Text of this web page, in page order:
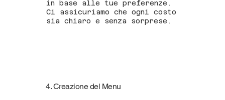
in base alle tue preferenze.
Ci assicuriamo che ogni costo
sia chiaro e senza sorprese.
4. Creazione del Menu